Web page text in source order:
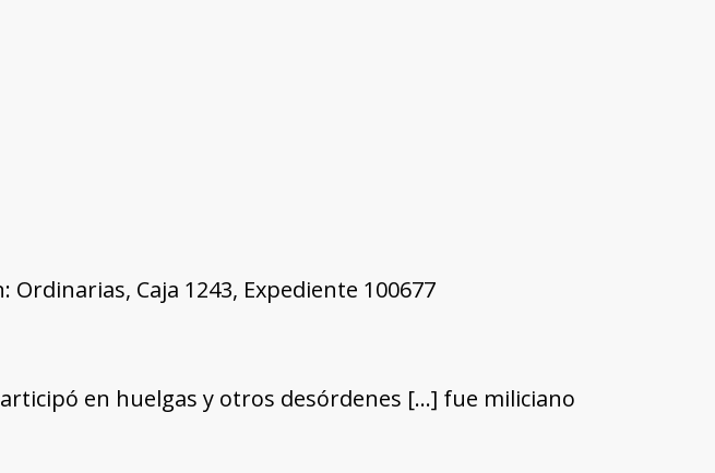
Caja 1243, Expediente 100677
en huelgas y otros desórdenes […] fue miliciano